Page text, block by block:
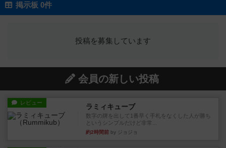
掲示板 0件
投稿を募集しています
会員の新しい投稿
レビュー ラミィキューブ
数字の牌を出して1番早く手札をなくした人が勝ち
というシンプルだけど非常...
約2時間前 by ジョジョ